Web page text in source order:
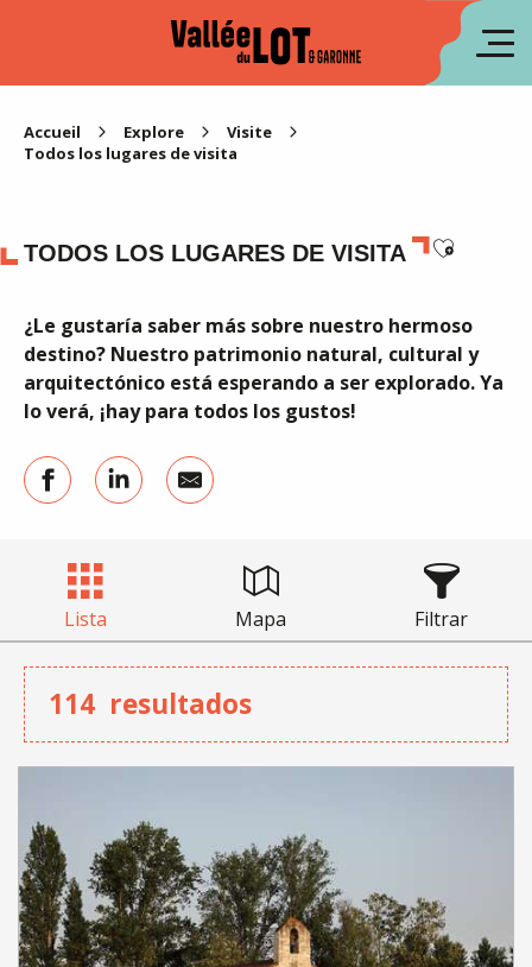
Accueil Explore
Visite
Todos los lugares de visita
TODOS LOS LUGARES DE VISITA Ajouter
¿Le gustaría saber más sobre nuestro hermoso
destino? Nuestro patrimonio natural, cultural y
arquitectónico está esperando a ser explorado. Ya
lo verá, ¡hay para todos los gustos!
Lista Mapa Filtrar
114 resultados